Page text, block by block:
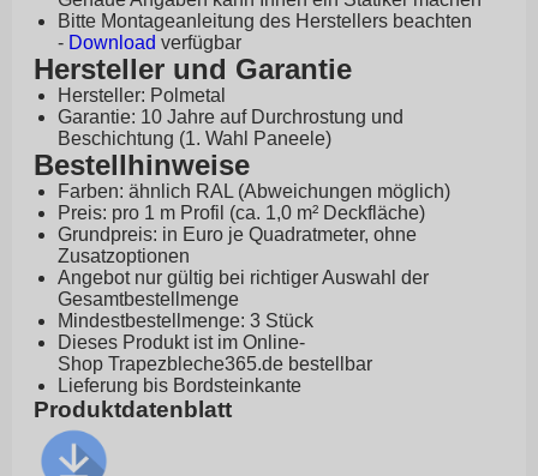
Bitte Montageanleitung des Herstellers beachten
- Download verfügbar
Hersteller und Garantie
Hersteller: Polmetal
Garantie: 10 Jahre auf Durchrostung und
Beschichtung (1. Wahl Paneele)
Bestellhinweise
Farben: ähnlich RAL (Abweichungen möglich)
Preis: pro 1 m Profil (ca. 1,0 m² Deckfläche)
Grundpreis: in Euro je Quadratmeter, ohne
Zusatzoptionen
Angebot nur gültig bei richtiger Auswahl der
Gesamtbestellmenge
Mindestbestellmenge: 3 Stück
Dieses Produkt ist im Online-
Shop Trapezbleche365.de bestellbar
Lieferung bis Bordsteinkante
Produktdatenblatt